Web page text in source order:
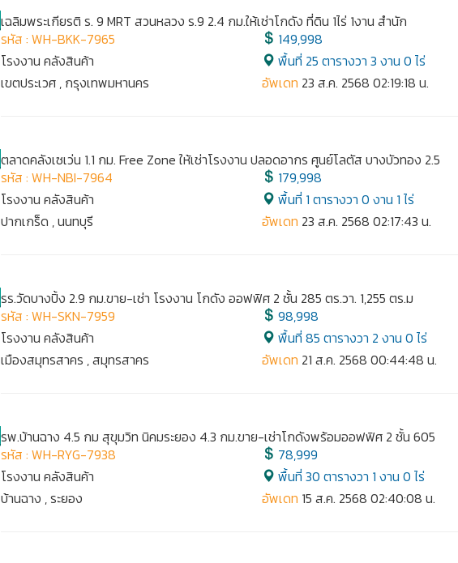
เฉลิมพระเกียรติ ร. 9 MRT สวนหลวง ร.9 2.4 กม.ให้เช่าโกดัง ที่ดิน 1ไร่ 1งาน สำนัก
รหัส : WH-BKK-7965
โรงงาน คลังสินค้า
เขตประเวศ , กรุงเทพมหานคร
149,998
พื้นที่ 25 ตารางวา 3 งาน 0 ไร่
อัพเดท 23 ส.ค. 2568 02:19:18 น.
ตลาดคลังเซเว่น 1.1 กม. Free Zone ให้เช่าโรงงาน ปลอดอากร ศูนย์โลตัส บางบัวทอง 2.5
รหัส : WH-NBI-7964
โรงงาน คลังสินค้า
ปากเกร็ด , นนทบุรี
179,998
พื้นที่ 1 ตารางวา 0 งาน 1 ไร่
อัพเดท 23 ส.ค. 2568 02:17:43 น.
รร.วัดบางปิ้ง 2.9 กม.ขาย-เช่า โรงงาน โกดัง ออฟฟิศ 2 ชั้น 285 ตร.วา. 1,255 ตร.ม
รหัส : WH-SKN-7959
โรงงาน คลังสินค้า
เมืองสมุทรสาคร , สมุทรสาคร
98,998
พื้นที่ 85 ตารางวา 2 งาน 0 ไร่
อัพเดท 21 ส.ค. 2568 00:44:48 น.
รพ.บ้านฉาง 4.5 กม สุขุมวิท นิคมระยอง 4.3 กม.ขาย-เช่าโกดังพร้อมออฟฟิศ 2 ชั้น 605
รหัส : WH-RYG-7938
โรงงาน คลังสินค้า
บ้านฉาง , ระยอง
78,999
พื้นที่ 30 ตารางวา 1 งาน 0 ไร่
อัพเดท 15 ส.ค. 2568 02:40:08 น.